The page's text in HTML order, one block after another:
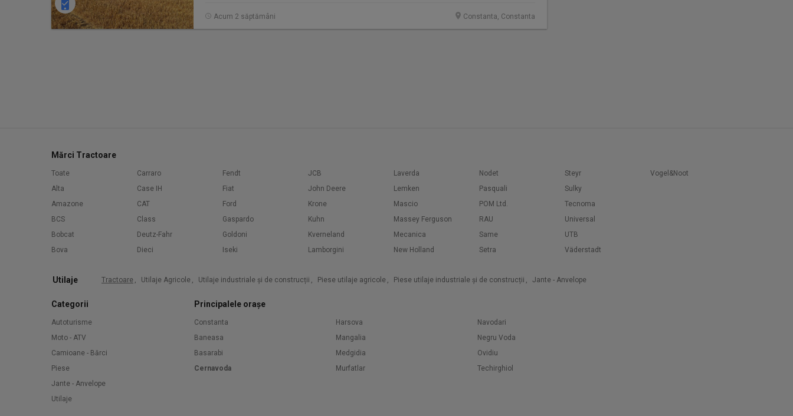
Constanta, Constanta
Acum 2 săptămâni
Mărci Tractoare
Toate
Alta
Amazone
BCS
Bobcat
Bova
Carraro
Case IH
CAT
Class
Deutz-Fahr
Dieci
Fendt
Fiat
Ford
Gaspardo
Goldoni
Iseki
JCB
John Deere
Krone
Kuhn
Kverneland
Lamborgini
Laverda
Lemken
Mascio
Massey Ferguson
Mecanica
New Holland
Nodet
Pasquali
POM Ltd.
RAU
Same
Setra
Steyr
Sulky
Tecnoma
Universal
UTB
Väderstadt
Vogel&Noot
Utilaje Tractoare , Utilaje Agricole , Utilaje industriale și de construcții , Piese utilaje agricole , Piese utilaje industriale și de construcții , Jante - Anvelope
Categorii
Autoturisme
Moto - ATV
Camioane - Bărci
Piese
Jante - Anvelope
Utilaje
Principalele orașe
Constanta
Baneasa
Basarabi
Cernavoda
Harsova
Mangalia
Medgidia
Murfatlar
Navodari
Negru Voda
Ovidiu
Techirghiol